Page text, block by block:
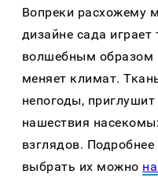
Вопреки расхожему
дизайне сада играет
волшебным образом
меняет климат.
непогоды,
нашествия
взглядов.
выбрать их можно